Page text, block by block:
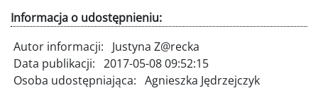
Informacja o udostępnieniu:
Autor informacji:
Justyna Z@recka
Data publikacji: 2017-05-08 09:52:15
Osoba udostępniająca: Agnieszka Jędrzejczyk